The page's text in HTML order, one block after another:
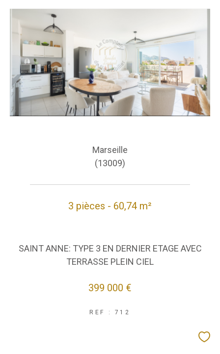
Marseille
(13009)
3 pièces - 60,74 m²
SAINT ANNE: TYPE 3 EN DERNIER ETAGE AVEC
TERRASSE PLEIN CIEL
399 000 €
REF : 712